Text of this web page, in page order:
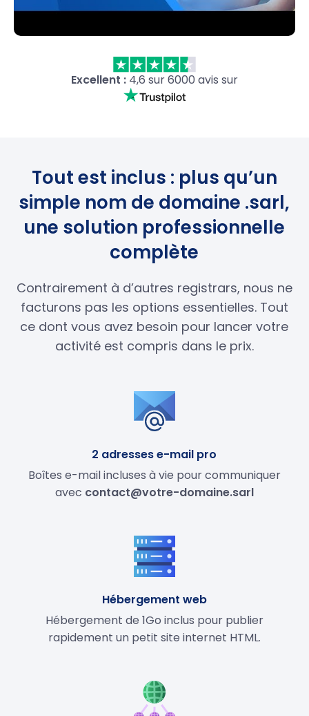
Excellent :4,6 sur 6000 avis sur
Tout est inclus : plus qu’un
simple nom de domaine .sarl,
une solution professionnelle
complète
Contrairement à d’autres registrars, nous ne
facturons pas les options essentielles. Tout
ce dont vous avez besoin pour lancer votre
activité est compris dans le prix.
2 adresses e-mail pro
Boîtes e-mail incluses à vie pour communiquer
avec contact@votre-domaine.sarl
Hébergement web
Hébergement de 1Go inclus pour publier
rapidement un petit site internet HTML.